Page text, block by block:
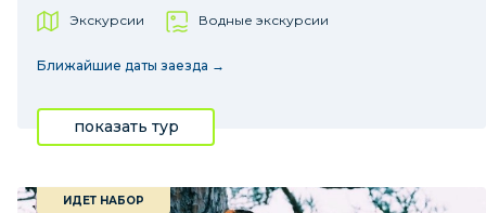
Экскурсии Водные экскурсии
Ближайшие даты заезда →
показать тур
ИДЕТ НАБОР